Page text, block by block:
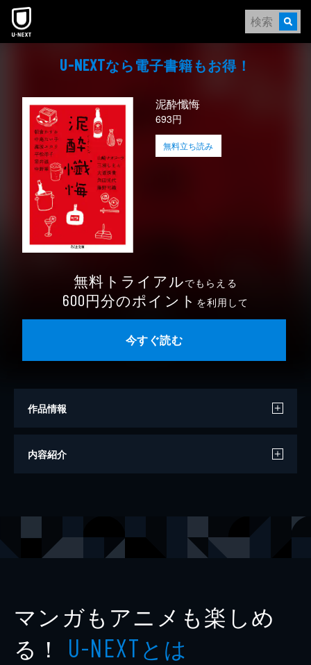
本文へスキップ
U-NEXTなら電⼦書籍もお得！
泥酔懺悔
693円
無料立ち読み
無料トライアルでもらえる
600円分のポイント を利用して
今すぐ読む
作品情報
著者
著者 三浦しをん
著者 大道珠貴
内容紹介
マンガもアニメも楽しめ
る！ U-NEXTとは